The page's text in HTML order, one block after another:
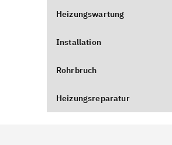
Heizungswartung
Installation
Rohrbruch
Heizungsreparatur